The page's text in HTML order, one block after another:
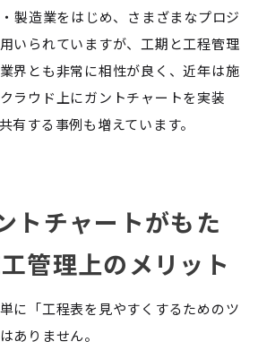
製造業をはじめ、さまざまなプロジ
いられていますが、工期と工程管理
界とも非常に相性が良く、近年は施
ラウド上にガントチャートを実装
有する事例も増えています。
トチャートがもた
管理上のメリット
に「工程表を見やすくするためのツ
ありません。